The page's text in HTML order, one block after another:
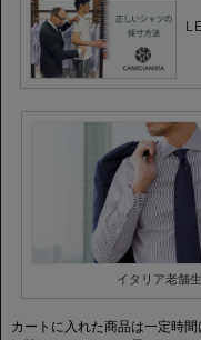
ており、シルクのような光
ビジネスシーンでも信頼感を
【利用シーン/コーディネート
このスペシャルプロダクト
ュアルなテイストを少し取り
イムにも使える万能さがあり
〈LEGGIUNO（レジウノ）社〉
1908年にイタリア マッジョ
ーカーです。
トレンドを踏まえた多彩な
地メーカーの中でもトップ
製糸から最終仕上げまで一貫
イタリア老舗
カートに入れた商品は一定時